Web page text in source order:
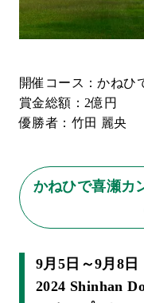
開催コース：かねひ
賞金総額：2億円
優勝者：竹田 麗央
かねひで喜瀬カ
9月5日～9月8日
2024 Shinhan